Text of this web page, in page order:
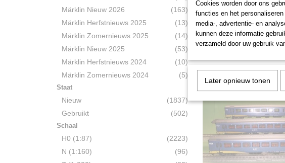
Märklin Nieuw 2026
(163)
Märklin Herfstnieuws 2025
(13)
Märklin Zomernieuws 2025
(14)
Märklin Nieuw 2025
(53)
Märklin Herfstnieuws 2024
(10)
Märklin Zomernieuws 2024
(5)
Staat
Nieuw
(1837)
Gebruikt
(502)
Schaal
H0 (1:87)
(2223)
N (1:160)
(96)
Märklin 4190 'Verkehr
personenwagenset
Märklin 4190 'Verkehr und
personenwagenset 3…
€ 69,50
Cookies worden door ons
functies en het
media-, advertentie- en
kunnen deze informatie
verzameld door uw gebruik
Later opnieuw tonen